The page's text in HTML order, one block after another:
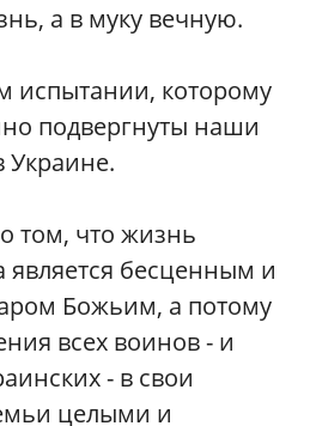
а в муку вечную.
испытании, которому
подвергнуты наши
Украине.
том, что жизнь
является бесценным и
Божьим, а потому
всех воинов - и
- в свои
целыми и